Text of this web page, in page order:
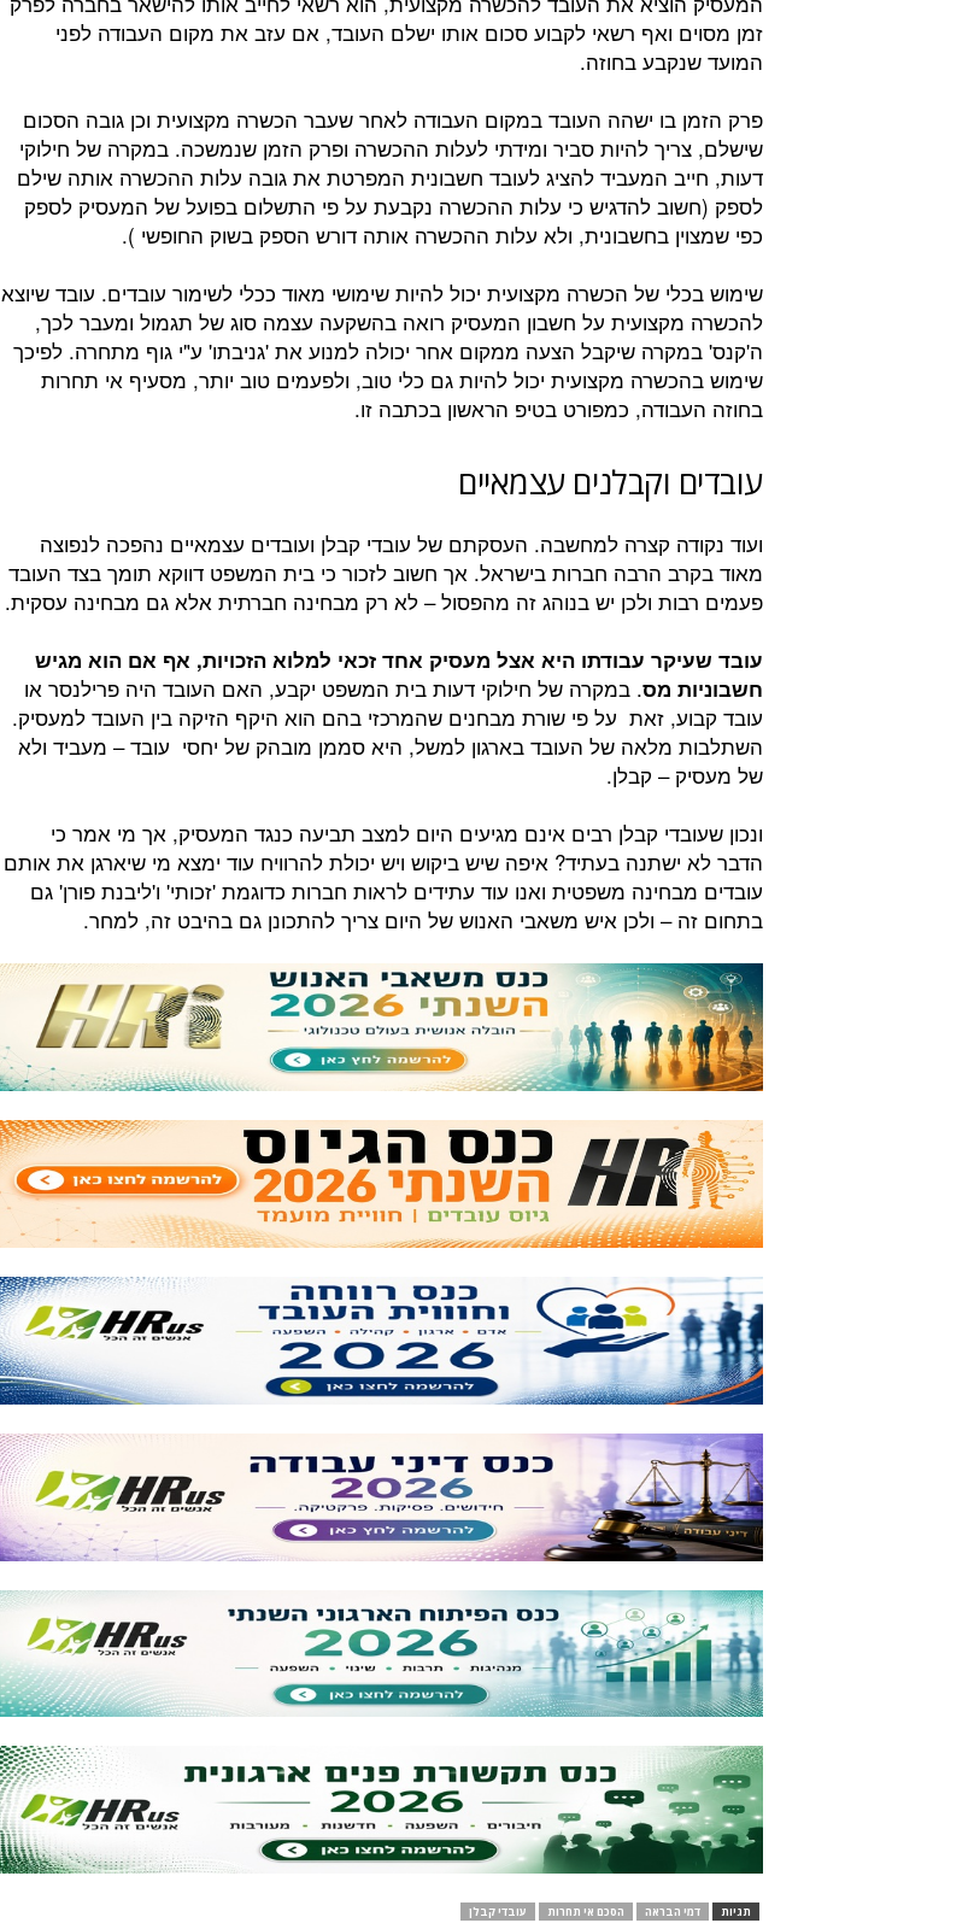
זמן מסוים ואף רשאי לקבוע סכום אותו ישלם העובד, אם עזב את מקום העבודה לפני
המועד שנקבע בחוזה.
פרק הזמן בו ישהה העובד במקום העבודה לאחר שעבר הכשרה מקצועית וכן גובה הסכום
שישלם, צריך להיות סביר ומידתי לעלות ההכשרה ופרק הזמן שנמשכה. במקרה של חילוקי
דעות, חייב המעביד להציג לעובד חשבונית המפרטת את גובה עלות ההכשרה אותה שילם
לספק (חשוב להדגיש כי עלות ההכשרה נקבעת על פי התשלום בפועל של המעסיק לספק
כפי שמצוין בחשבונית, ולא עלות ההכשרה אותה דורש הספק בשוק החופשי ).
שימוש בכלי של הכשרה מקצועית יכול להיות שימושי מאוד ככלי לשימור עובדים. עובד שיוצא
להכשרה מקצועית על חשבון המעסיק רואה בהשקעה עצמה סוג של תגמול ומעבר לכך,
ה'קנס' במקרה שיקבל הצעה ממקום אחר יכולה למנוע את 'גניבתו' ע"י גוף מתחרה. לפיכך
שימוש בהכשרה מקצועית יכול להיות גם כלי טוב, ולפעמים טוב יותר, מסעיף אי תחרות
בחוזה העבודה, כמפורט בטיפ הראשון בכתבה זו.
עובדים וקבלנים עצמאיים
ועוד נקודה קצרה למחשבה. העסקתם של עובדי קבלן ועובדים עצמאיים נהפכה לנפוצה
מאוד בקרב הרבה חברות בישראל. אך חשוב לזכור כי בית המשפט דווקא תומך בצד העובד
פעמים רבות ולכן יש בנוהג זה מהפסול – לא רק מבחינה חברתית אלא גם מבחינה עסקית.
עובד שעיקר עבודתו היא אצל מעסיק אחד זכאי למלוא הזכויות, אף אם הוא מגיש
חשבוניות מס. במקרה של חילוקי דעות בית המשפט יקבע, האם העובד היה פרילנסר או
עובד קבוע, זאת על פי שורת מבחנים שהמרכזי בהם הוא היקף הזיקה בין העובד למעסיק.
השתלבות מלאה של העובד בארגון למשל, היא סממן מובהק של יחסי עובד – מעביד ולא
של מעסיק – קבלן.
ונכון שעובדי קבלן רבים אינם מגיעים היום למצב תביעה כנגד המעסיק, אך מי אמר כי
הדבר לא ישתנה בעתיד? איפה שיש ביקוש ויש יכולת להרוויח עוד ימצא מי שיארגן את אותם
עובדים מבחינה משפטית ואנו עוד עתידים לראות חברות כדוגמת 'זכותי' ו'ליבנת פורן' גם
בתחום זה – ולכן איש משאבי האנוש של היום צריך להתכונן גם בהיבט זה, למחר.
תגיות דמי הבראה הסכם אי תחרות עובדי קבלן